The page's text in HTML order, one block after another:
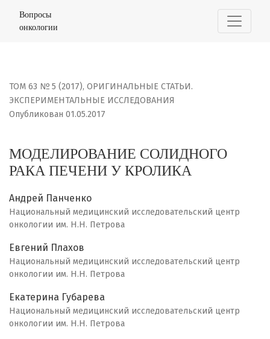
МОДЕЛИРОВАНИЕ СОЛИДНОГО РАКА ПЕЧЕНИ У КРОЛИКА
Вопросы
онкологии
ТОМ 63 № 5 (2017), ОРИГИНАЛЬНЫЕ СТАТЬИ.
ЭКСПЕРИМЕНТАЛЬНЫЕ ИССЛЕДОВАНИЯ
МОДЕЛИРОВАНИЕ СОЛИДНОГО
РАКА ПЕЧЕНИ У КРОЛИКА
Опубликован 01.05.2017
Андрей Панченко
Национальный медицинский исследовательский центр
онкологии им. Н.Н. Петрова
Евгений Плахов
Национальный медицинский исследовательский центр
онкологии им. Н.Н. Петрова
Екатерина Губарева
Национальный медицинский исследовательский центр
онкологии им. Н.Н. Петрова